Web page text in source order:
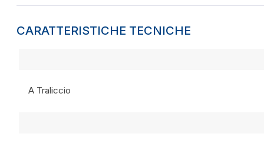
CARATTERISTICHE TECNICHE
A Traliccio